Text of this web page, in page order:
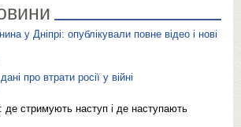
у Дніпрі: опублікували повне відео і нові
про втрати росії у війні
де стримують наступ і де наступають